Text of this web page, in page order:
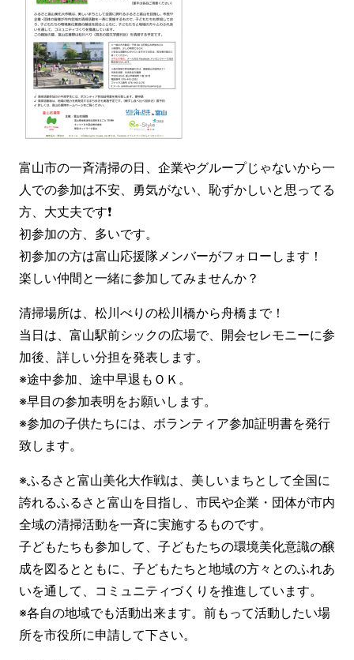
富山市の一斉清掃の日、企業やグループじゃないから一
人での参加は不安、勇気がない、恥ずかしいと思ってる
方、大丈夫です❗
初参加の方、多いです。
初参加の方は富山応援隊メンバーがフォローします！
楽しい仲間と一緒に参加してみませんか？
清掃場所は、松川べりの松川橋から舟橋まで！
当日は、富山駅前シックの広場で、開会セレモニーに参
加後、詳しい分担を発表します。
※途中参加、途中早退もＯＫ。
※早目の参加表明をお願いします。
※参加の子供たちには、ボランティア参加証明書を発行
致します。
※ふるさと富山美化大作戦は、美しいまちとして全国に
誇れるふるさと富山を目指し、市民や企業・団体が市内
全域の清掃活動を一斉に実施するものです。
子どもたちも参加して、子どもたちの環境美化意識の醸
成を図るとともに、子どもたちと地域の方々とのふれあ
いを通して、コミュニティづくりを推進しています。
※各自の地域でも活動出来ます。前もって活動したい場
所を市役所に申請して下さい。